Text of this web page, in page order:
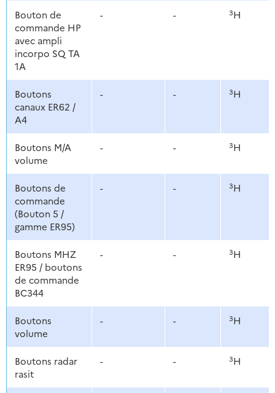
Bouton de
commande HP
avec ampli
incorpo SQ TA
1A
- - 3H
Boutons
canaux ER62 /
A4
- - 3H
Boutons M/A
volume
- - 3H
Boutons de
commande
(Bouton 5 /
gamme ER95)
- - 3H
Boutons MHZ
ER95 / boutons
de commande
BC344
- - 3H
Boutons
volume
- - 3H
Boutons radar
rasit
- - 3H